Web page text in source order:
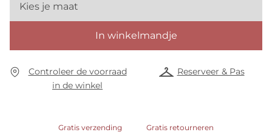
Kies je maat
In winkelmandje
Controleer de voorraad
in de winkel
Reserveer & Pas
Gratis verzending Gratis retourneren